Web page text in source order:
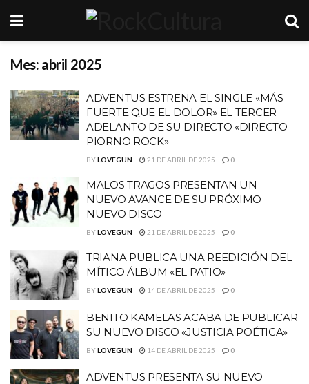
Mes: abril 2025
ADVENTUS ESTRENA EL SINGLE «MÁS
FUERTE QUE EL DOLOR» EL TERCER
ADELANTO DE SU DIRECTO «DIRECTO
PIORNO ROCK»
BYLOVEGUN 21 DE ABRIL DE 2025 0
MALOS TRAGOS PRESENTAN UN
NUEVO AVANCE DE SU PRÓXIMO
NUEVO DISCO
BYLOVEGUN 21 DE ABRIL DE 2025 0
TRIANA PUBLICA UNA REEDICIÓN DEL
MÍTICO ÁLBUM «EL PATIO»
BYLOVEGUN 14 DE ABRIL DE 2025 0
BENITO KAMELAS ACABA DE PUBLICAR
SU NUEVO DISCO «JUSTICIA POÉTICA»
BYLOVEGUN 14 DE ABRIL DE 2025 0
ADVENTUS PRESENTA SU NUEVO